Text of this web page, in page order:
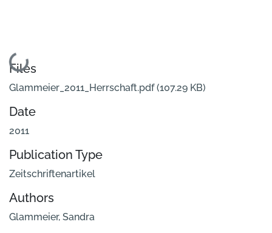
Loading...
Files
Glammeier_2011_Herrschaft.pdf(107.29 KB)
Date
2011
Publication Type
Zeitschriftenartikel
Authors
Glammeier, Sandra